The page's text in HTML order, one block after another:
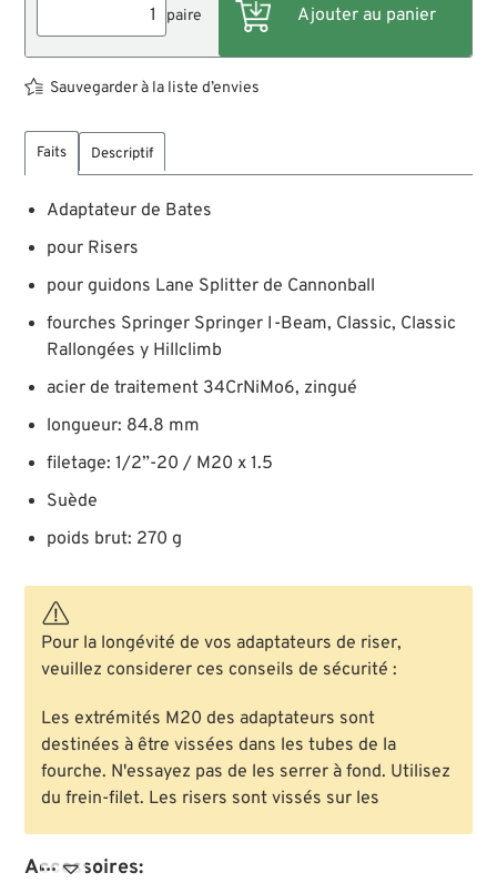
paire
Sauvegarder à la liste d’envies
Faits Descriptif
Adaptateur de Bates
pour Risers
pour guidons Lane Splitter de Cannonball
fourches Springer Springer I-Beam, Classic, Classic
Rallongées y Hillclimb
acier de traitement 34CrNiMo6, zingué
longueur: 84.8 mm
filetage: 1/2”-20 / M20 x 1.5
Suède
poids brut: 270 g
Pour la longévité de vos adaptateurs de riser,
veuillez considerer ces conseils de sécurité :
Les extrémités M20 des adaptateurs sont
destinées à être vissées dans les tubes de la
fourche. N'essayez pas de les serrer à fond. Utilisez
du frein-filet. Les risers sont vissés sur les

Accessoires: